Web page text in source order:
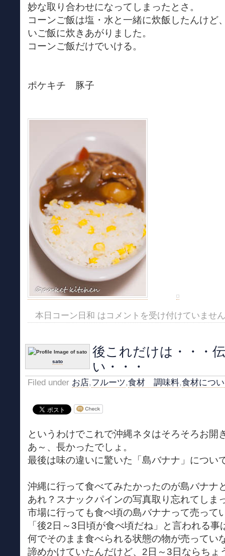
妙な取り合わせになってしまったとさ。
コーンご飯は塩・水と一緒に炊飯したんけど
いご飯に炊きあがりました。
コーンご飯だけでいける。
ポケキチ 豚子
本日コーン日和 はコメントを受け付けていません
sato
後これだけは・・・
い・・・
Filed under お店,フルーツ,食材 調味料,食材につ
というわけでこれで沖縄ネタはそろそろお開
あ～、長かったでしょ。
最後は味の違いに驚いた「島バナナ」につい
沖縄に行って食べてみたかったのが島バナナ
あれ？スナックパインの写真取り忘れてしま
市場に行っても食べ頃の島バナナって売って
「後2日～3日頃が食べ頃だね」と言われる事
何でそのまま食べられる状態の物が売ってい
諦めかけていたんだけど、2日～3日ならちょ